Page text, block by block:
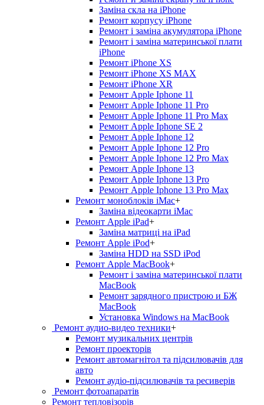
Заміна скла на iPhone
Ремонт корпусу iPhone
Ремонт і заміна акумулятора iPhone
Ремонт і заміна материнської плати
iPhone
Ремонт iPhone XS
Ремонт iPhone XS MAX
Ремонт iPhone XR
Ремонт Apple Iphone 11
Ремонт Apple Iphone 11 Pro
Ремонт Apple Iphone 11 Pro Max
Ремонт Apple Iphone SE 2
Ремонт Apple Iphone 12
Ремонт Apple Iphone 12 Pro
Ремонт Apple Iphone 12 Pro Max
Ремонт Apple Iphone 13
Ремонт Apple Iphone 13 Pro
Ремонт Apple Iphone 13 Pro Max
Ремонт моноблоків iMac+
Заміна відеокарти iMac
Ремонт Apple iPad+
Заміна матриці на iPad
Ремонт Apple iPod+
Заміна HDD на SSD iPod
Ремонт Apple MacBook+
Ремонт і заміна материнської плати
MacBook
Ремонт зарядного пристрою и БЖ
MacBook
Установка Windows на MacBook
Ремонт аудио-видео техники+
Ремонт музикальних центрів
Ремонт проекторів
Ремонт автомагнітол та підсилювачів для
авто
Ремонт аудіо-підсилювачів та ресиверів
Ремонт фотоапаратів
Ремонт тепловізорів